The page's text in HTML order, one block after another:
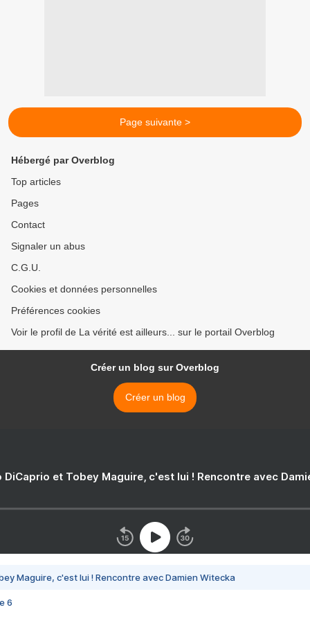
Page suivante >
Hébergé par Overblog
Top articles
Pages
Contact
Signaler un abus
C.G.U.
Cookies et données personnelles
Préférences cookies
Voir le profil de La vérité est ailleurs... sur le portail Overblog
Créer un blog sur Overblog
Créer un blog
DiCaprio et Tobey Maguire, c'est lui ! Rencontre avec
Maguire, c'est lui ! Rencontre avec Damien Witecka
6